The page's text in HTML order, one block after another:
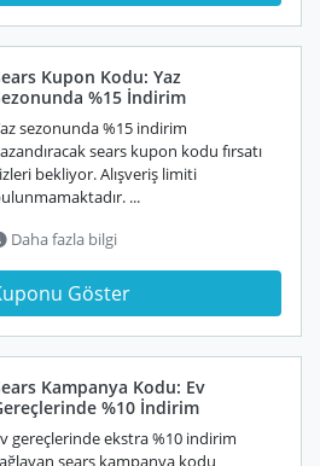
Kupon Kodu: Yaz
%15 İndirim
sezonunda %15 indirim
sears kupon kodu fırsatı
bekliyor. Alışveriş limiti
...
Daha fazla bilgi
Göster
Kampanya Kodu: Ev
%10 İndirim
gereçlerinde ekstra %10 indirim
sears kampanya kodu